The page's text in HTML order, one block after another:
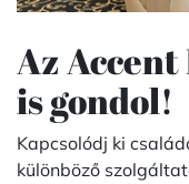
Az
is gondol!
Kapcsolódj ki
különböző